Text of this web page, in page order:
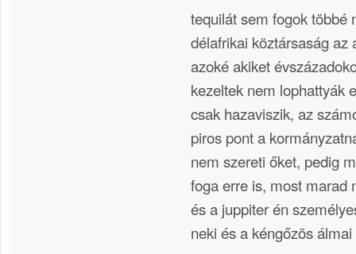
tequilát sem fogok többé
délafrikai köztársaság az
azoké akiket
kezeltek nem lophattyák
csak hazaviszik, az
piros pont a
nem szereti őket, pedig
foga erre is, most marad
és a juppiter én
neki és a kéngőzös